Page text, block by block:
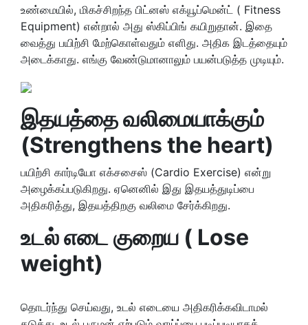
உண்மையில், மிகச்சிறந்த பிட்னஸ் எக்யூப்மென்ட் ( Fitness
Equipment) என்றால் அது ஸ்கிப்பிங் கயிறுதான். இதை
வைத்து பயிற்சி மேற்கொள்வதும் எளிது. அதிக இடத்தையும்
அடைக்காது. எங்கு வேண்டுமானாலும் பயன்படுத்த முடியும்.
இதயத்தை வலிமையாக்கும்
(Strengthens the heart)
பயிற்சி கார்டியோ எக்சசைஸ் (Cardio Exercise) என்று
அழைக்கப்படுகிறது. ஏனெனில் இது இதயத்துடிப்பை
அதிகரித்து, இதயத்திறகு வலிமை சேர்க்கிறது.
உடல் எடை குறைய ( Lose
weight)
தொடர்ந்து செய்வது, உடல் எடையை அதிகரிக்கவிடாமல்